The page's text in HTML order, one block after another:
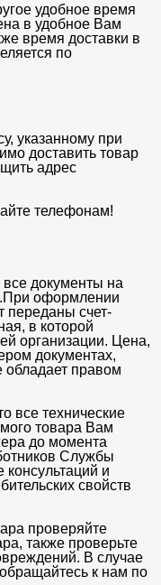
удобное время
в удобное Вам
время доставки в
по
указанному при
доставить товар
адрес
телефонам!
документы на
.При оформлении
переданы счет-
в которой
организации. Цена,
документах,
обладает правом
все технические
товара Вам
до момента
Службы
консультаций и
свойств
проверяйте
также проверьте
В случае
к нам по